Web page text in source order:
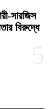
সারজিস
বিরুদ্ধে